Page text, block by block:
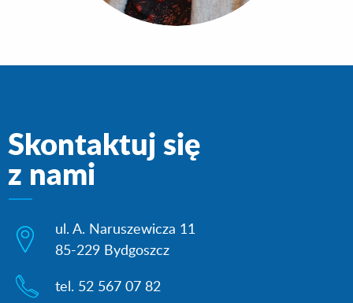
Skontaktuj się
z nami
ul. A. Naruszewicza 11
85-229 Bydgoszcz
tel. 52 567 07 82